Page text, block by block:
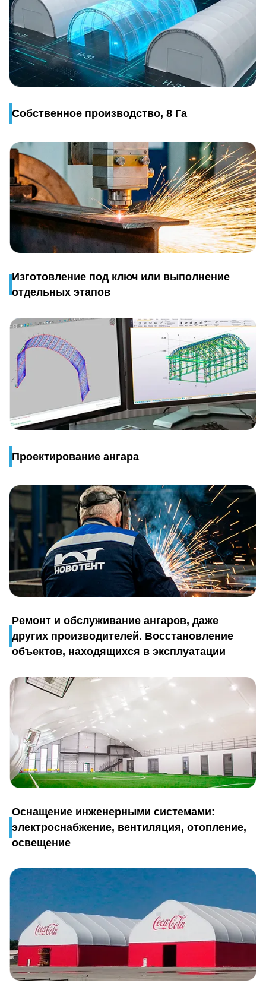
Собственное производство, 8 Га
Изготовление под ключ или выполнение
отдельных этапов
Проектирование ангара
Ремонт и обслуживание ангаров, даже
других производителей. Восстановление
объектов, находящихся в эксплуатации
Оснащение инженерными системами:
электроснабжение, вентиляция, отопление,
освещение